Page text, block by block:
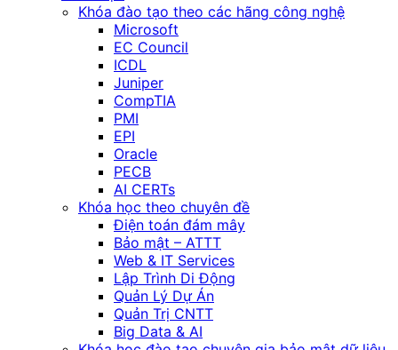
Khóa đào tạo theo các hãng công nghệ
Microsoft
EC Council
ICDL
Juniper
CompTIA
PMI
EPI
Oracle
PECB
AI CERTs
Khóa học theo chuyên đề
Điện toán đám mây
Bảo mật – ATTT
Web & IT Services
Lập Trình Di Động
Quản Lý Dự Án
Quản Trị CNTT
Big Data & AI